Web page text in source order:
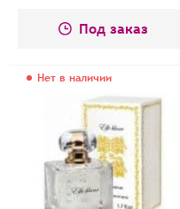
Под заказ
Нет в наличии